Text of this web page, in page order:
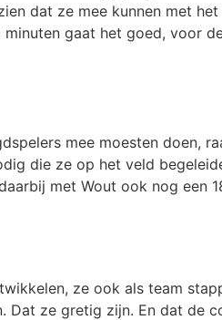
dat ze mee kunnen met
gaat het goed, voor
mee moesten doen,
die ze op het veld
met Wout ook nog een
ze ook als team
Dat ze gretig zijn. En dat de